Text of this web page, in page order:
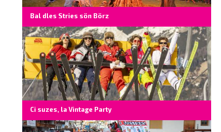
Bal dles Stries sön Börz
Ci suzes, la Vintage Party